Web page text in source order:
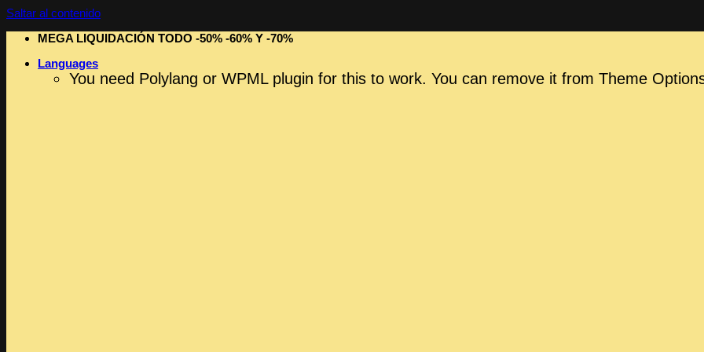
Saltar al contenido
MEGA LIQUIDACIÓN TODO -50% -60% Y -70%
Languages
You need Polylang or WPML plugin for this to work. You can remove it from Theme